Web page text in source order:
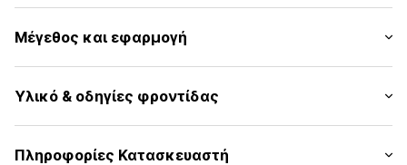
Πλεκτά
Ζιβάγκο
Αριθμός Αντικειμένου. CMM9e0s001000002
Μέγεθος και εφαρμογή
Μήκος: Μήκος κανονικό
Εφαρμογή: Κανονική εφαρμογή
Πίνακας μεγεθών
Υλικό & οδηγίες φροντίδας
Εξωτερικό ύφασμα: 80% Βισκόζη, 20% Πολυαμίδιο - PA
Πληροφορίες Κατασκευαστή